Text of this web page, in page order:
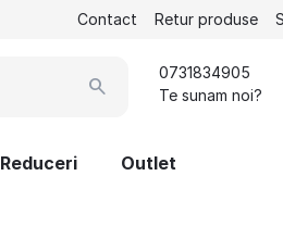
Contact Retur produse
0731834905
Te sunam noi?
Reduceri Outlet